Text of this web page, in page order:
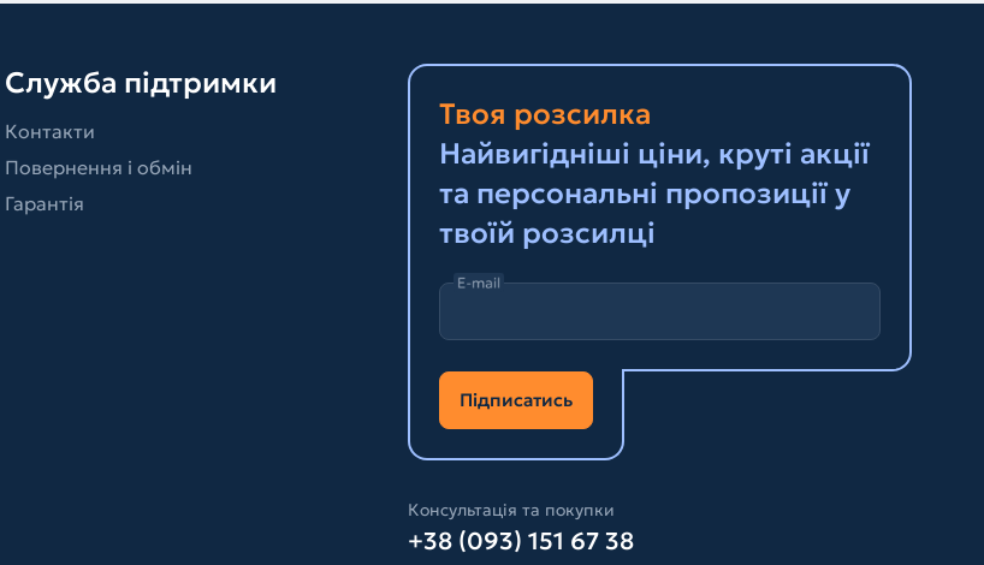
Служба підтримки
Контакти
Повернення і обмін
Гарантія
Твоя розсилка
Найвигідніші ціни, круті акції
та персональні пропозиції у
твоїй розсилці
E-mail
Підписатись
Консультація та покупки
+38 (093) 151 67 38